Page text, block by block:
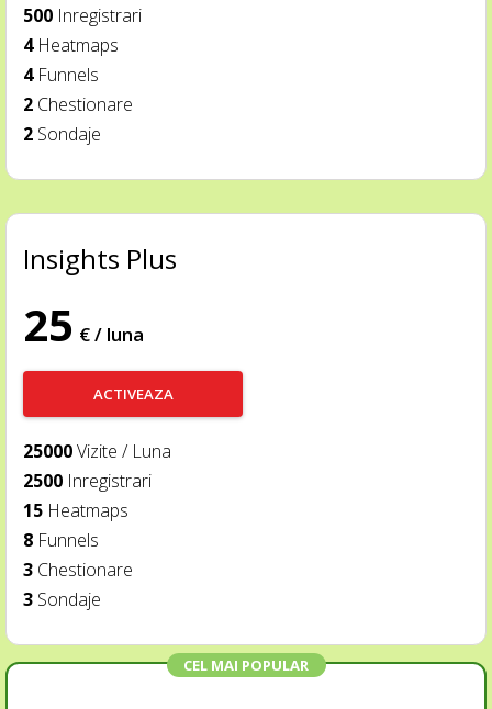
500 Inregistrari
4Heatmaps
4Funnels
2 Chestionare
2 Sondaje
Insights Plus
25 € / luna
ACTIVEAZA
25000Vizite / Luna
2500 Inregistrari
15 Heatmaps
8 Funnels
3 Chestionare
3 Sondaje
CEL MAI POPULAR